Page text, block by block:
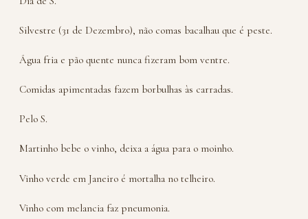
Silvestre (31 de Dezembro), não comas bacalhau que é peste.
Água fria e pão quente nunca fizeram bom ventre.
Comidas apimentadas fazem borbulhas às carradas.
Pelo S.
Martinho bebe o vinho, deixa a água para o moinho.
Vinho verde em Janeiro é mortalha no telheiro.
Vinho com melancia faz pneumonia.